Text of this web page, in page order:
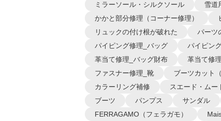
ミラーソール・シルクソール
雪道
かかと部分修理（コーナー修理）
リュックの付け根が破れた
パーツ
パイピング修理_バッグ
パイピン
革当て修理_バッグ財布
革当て修
ファスナー修理_靴
ブーツカット
カラーリング補修
スエード・ムー
ブーツ
パンプス
サンダル
FERRAGAMO（フェラガモ）